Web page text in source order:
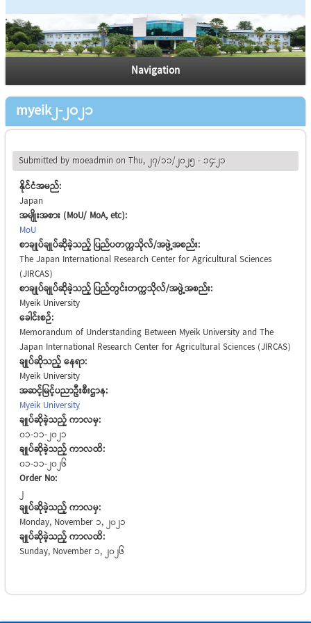
Navigation
myeik2-2021
Submitted bymoeadminon Thu, 27/11/2025 - 14:21
နိုင်ငံအမည်:
Japan
အမျိုးအစား (MoU/ MoA, etc):
MoU
စာချုပ်ချုပ်ဆိုခဲ့သည့် ပြည်ပတက္ကသိုလ်/အဖွဲ့အစည်း:
The Japan International Research Center for Agricultural Sciences
(JIRCAS)
စာချုပ်ချုပ်ဆိုခဲ့သည့် ပြည်တွင်းတက္ကသိုလ်/အဖွဲ့အစည်း:
Myeik University
ခေါင်းစဉ်:
Memorandum of Understanding Between Myeik University and The
Japan International Research Center for Agricultural Sciences (JIRCAS)
ချုပ်ဆိုသည့် နေရာ:
Myeik University
အဆင့်မြင့်ပညာဦးစီးဌာန:
Myeik University
ချုပ်ဆိုခဲ့သည့် ကာလမှ:
01-11-2021
ချုပ်ဆိုခဲ့သည့် ကာလထိ:
01-11-2026
Order No:
2
ချုပ်ဆိုခဲ့သည့် ကာလမှ:
Monday, November 1, 2021
ချုပ်ဆိုခဲ့သည့် ကာလထိ:
Sunday, November 1, 2026